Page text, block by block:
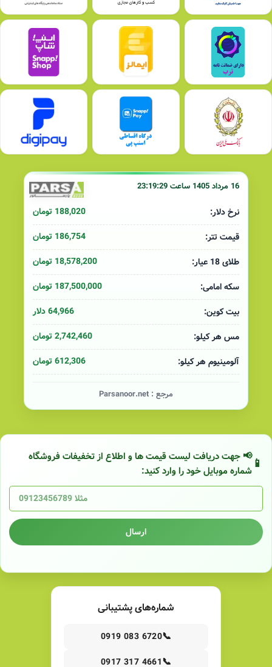
16 مرداد 1405 ساعت 23:19:29
نرخ دلار:
188,020 تومان
قیمت تتر:
186,754 تومان
طلای 18 عیار:
18,578,200 تومان
سکه امامی:
187,500,000 تومان
بیت کوین:
64,966 دلار
مس هر کیلو:
2,742,460 تومان
آلومینیوم هر کیلو:
612,306 تومان
مرجع : Parsanoor.net
📢 جهت دریافت لیست قیمت ها و اطلاع از تخفیفات فروشگاه
شماره موبایل خود را وارد کنید:
ارسال
شماره‌های پشتیبانی
📞
0919 083 6720
📞
0917 317 4661